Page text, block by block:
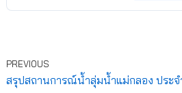
PREVIOUS
สรุปสถานการณ์น้ำลุ่มน้ำแม่กลอง ประจ